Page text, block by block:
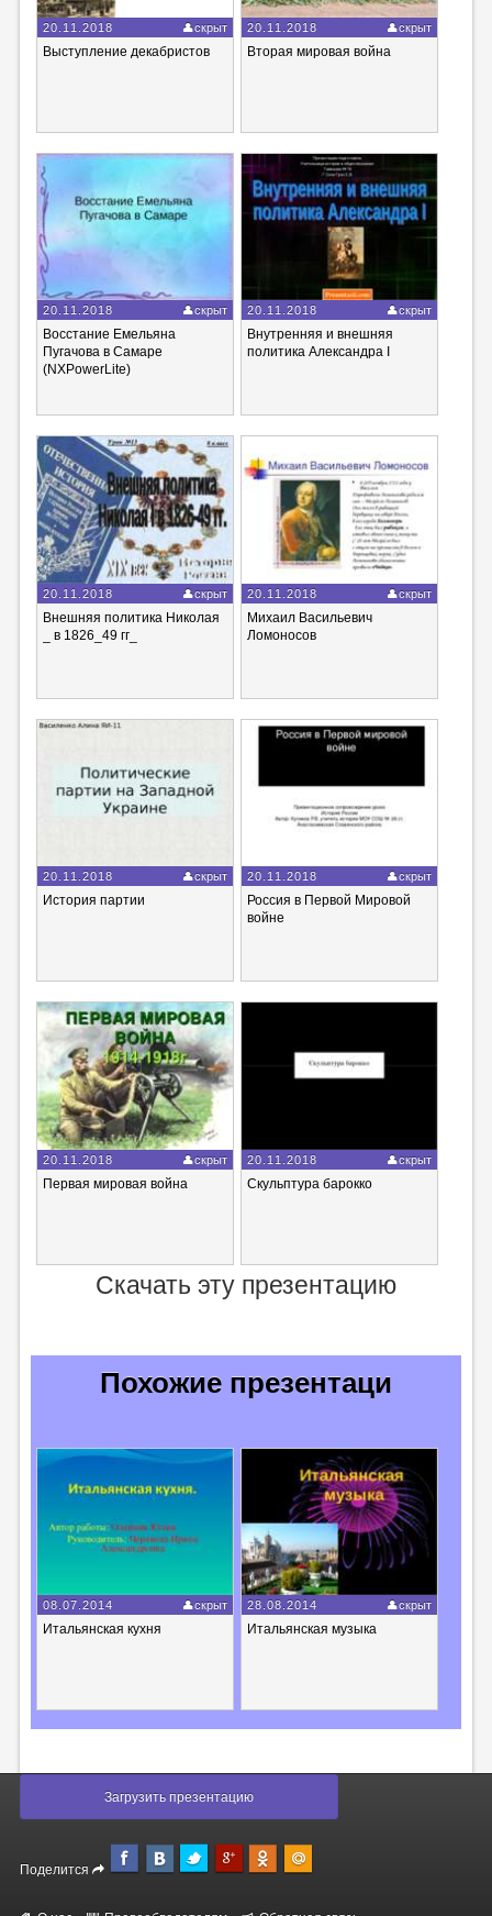
20.11.2018 скрыт
Выступление декабристов
20.11.2018 скрыт
Вторая мировая война
20.11.2018 скрыт
Восстание Емельяна
Пугачова в Самаре
(NXPowerLite)
20.11.2018 скрыт
Внутренняя и внешняя
политика Александра I
20.11.2018 скрыт
Внешняя политика Николая
_ в 1826_49 гг_
20.11.2018 скрыт
Михаил Васильевич
Ломоносов
20.11.2018 скрыт
История партии
20.11.2018 скрыт
Россия в Первой Мировой
войне
20.11.2018 скрыт
Первая мировая война
20.11.2018 скрыт
Скульптура барокко
Скачать эту презентацию
Похожие презентаци
08.07.2014 скрыт
Итальянская кухня
28.08.2014 скрыт
Итальянская музыка
Загрузить презентацию
Поделится